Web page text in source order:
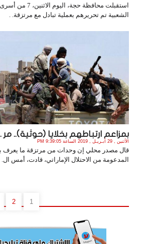
استقبلت محافظة حجة،
الشعبية تم تحريرهم بعملية تبادل مع مرتزقة. .
بمزاعم ارتباطهم بخلايا (حوثية).. مر
الأثنين , 29 أبـريـل , 2019 الساعة 9:39:05 PM
قال مصدر محلي إن وحدات من مرتزقة ما يعرف
المدعومة من الاحتلال الإماراتي، قادت، أمس ال.
1
2